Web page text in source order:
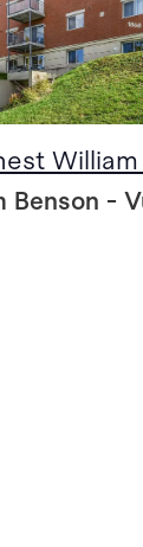
William
Benson -